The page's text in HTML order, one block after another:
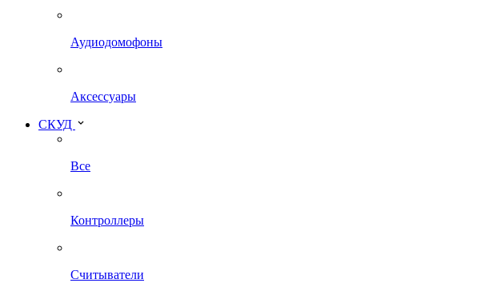
Аудиодомофоны
Аксессуары
СКУД
Все
Контроллеры
Считыватели